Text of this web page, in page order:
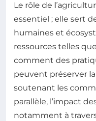
Le rôle de
essentiel ; elle sert
humaines et
ressources telles que
comment des
peuvent préserver
soutenant les
parallèle, l’impact
notamment à